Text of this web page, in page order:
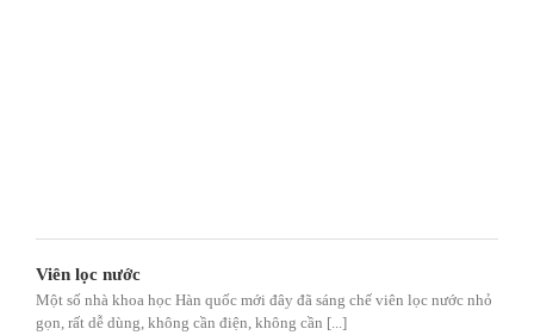
Viên lọc nước
Một số nhà khoa học Hàn quốc mới đây đã sáng chế viên lọc nước nhỏ
gọn, rất dễ dùng, không cần điện, không cần [...]